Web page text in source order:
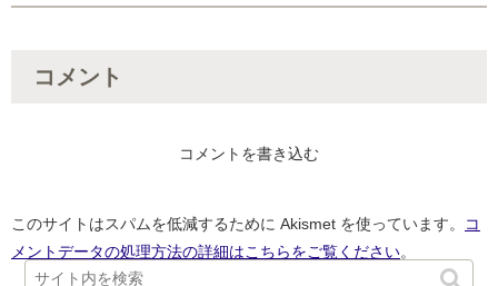
コメント
コメントを書き込む
このサイトはスパムを低減するために Akismet を使っています。
コ
メントデータの処理方法の詳細はこちらをご覧ください。